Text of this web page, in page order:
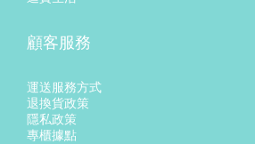
顧客服務
運送服務方式
退換貨政策
隱私政策
專櫃據點